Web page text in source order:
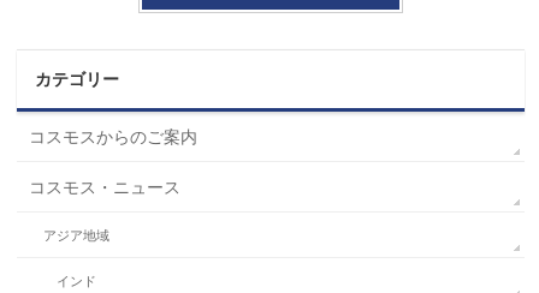
カテゴリー
コスモスからのご案内
コスモス・ニュース
アジア地域
インド